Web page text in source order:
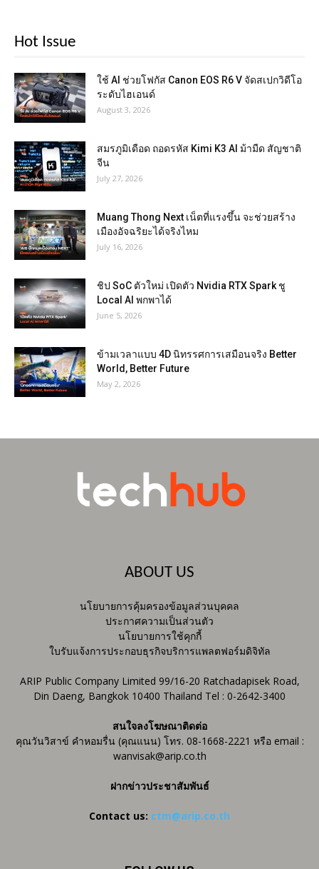
Hot Issue
ใช้ AI ช่วยโฟกัส Canon EOS R6 V จัดสเปกวิดีโอ
ระดับไฮเอนด์
August 3, 2026
สมรภูมิเดือด ถอดรหัส Kimi K3 AI ม้ามืด สัญชาติ
จีน
July 27, 2026
Muang Thong Next เน็ตที่แรงขึ้น จะช่วยสร้าง
เมืองอัจฉริยะได้จริงไหม
July 16, 2026
ชิป SoC ตัวใหม่ เปิดตัว Nvidia RTX Spark ชู
Local AI พกพาได้
June 5, 2026
ข้ามเวลาแบบ 4D นิทรรศการเสมือนจริง Better
World, Better Future
May 2, 2026
ABOUT US
นโยบายการคุ้มครองข้อมูลส่วนบุคคล
ประกาศความเป็นส่วนตัว
นโยบายการใช้คุกกี้
ใบรับแจ้งการประกอบธุรกิจบริการแพลตฟอร์มดิจิทัล
ARIP Public Company Limited 99/16-20 Ratchadapisek Road,
Din Daeng, Bangkok 10400 Thailand Tel : 0-2642-3400
สนใจลงโฆษณาติดต่อ
คุณวันวิสาข์ คำหอมรื่น (คุณแนน) โทร. 08-1668-2221 หรือ email :
wanvisak@arip.co.th
ฝากข่าวประชาสัมพันธ์
Contact us: ctm@arip.co.th